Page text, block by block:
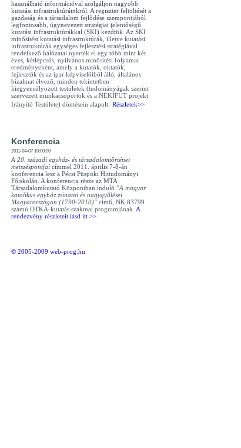
használható információval szolgáljon nagyobb
kutatási infrastruktúráinkról. A regiszter feltöltését a
gazdaság és a társadalom fejlődése szempontjából
legfontosabb, úgynevezett stratégiai jelentőségű
kutatási infrastruktúrákkal (SKI) kezdtük. Az SKI
minősítést kutatási infrastruktúrák, illetve kutatási
infrastruktúrák egységes fejlesztési stratégiával
rendelkező hálózatai nyerték el egy több mint két
éves, kétlépcsős, nyilvános minősítési folyamat
eredményeként, amely a kutatók, oktatók,
fejlesztők és az ipar képviselőiből álló, általános
bizalmat élvező, minden tekintetben
kiegyensúlyozott testületek (tudományágak szerint
szervezett munkacsoportok és a NEKIFUT projekt
Irányító Testülete) döntésein alapult. Részletek>>
Konferencia
2011-04-07 10:00:00
A 20. századi egyház- és társadalomtörténet
metszéspontjai címmel 2011. április 7-8-án
konferencia lesz a Pécsi Püspöki Hittudományi
Főiskolán. A konferencia része az MTA
Társadalomkutató Központban induló "A magyar
katolikus egyház zsinatai és nagygyűlései
Magyarországon (1790-2010)" című, NK 83799
számú OTKA-kutatás szakmai programjának. A
rendezvény részleteit lásd itt >>
© 2005-2009 web-prog.hu